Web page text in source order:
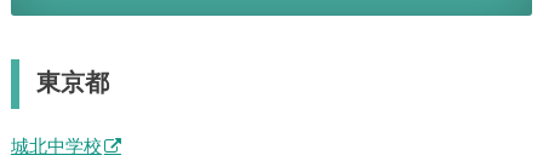
東京都
城北中学校